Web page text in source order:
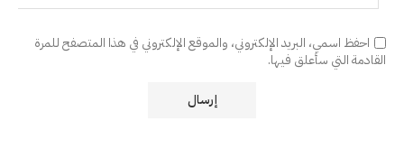
احفظ اسمي، البريد الإلكتروني، والموقع الإلكتروني في هذا المتصفح للمرة
القادمة التي سأعلق فيها.